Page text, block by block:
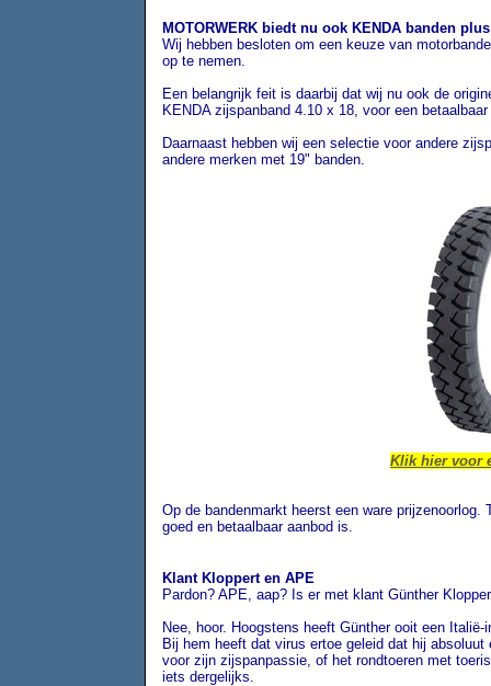
MOTORWERK biedt nu ook KENDA banden
Wij hebben besloten om een keuze van
op te nemen.
Een belangrijk feit is daarbij dat wij nu ook de
KENDA zijspanband 4.10 x 18, voor een
Daarnaast hebben wij een selectie voor andere
andere merken met 19" banden.
Klik hier voor
Op de bandenmarkt heerst een ware
goed en betaalbaar aanbod is.
Klant Kloppert en APE
Pardon? APE, aap? Is er met klant Günther
Nee, hoor. Hoogstens heeft Günther ooit een
Bij hem heeft dat virus ertoe geleid dat hij
voor zijn zijspanpassie, of het rondtoeren met
iets dergelijks.